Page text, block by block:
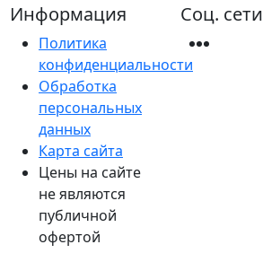
Информация
Политика
конфиденциальности
Обработка
персональных
данных
Карта сайта
Цены на сайте
не являются
публичной
офертой
Соц. сети